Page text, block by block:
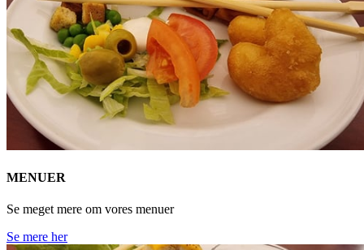
MENUER
Se meget mere om vores menuer
Se mere her